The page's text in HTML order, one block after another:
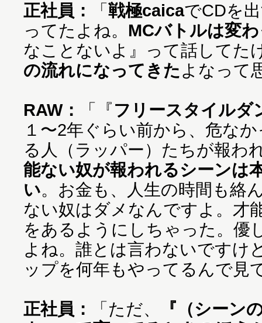
正社員： 「戦極caicaでCDを
ってたよね。 MCバトルは変
なことないよ』って話してた
の流れになってきたよなって
RAW： 「『フリースタイルダ
１〜2年ぐらい前から、危な
る人（ラッパー）たちが報わ
能ない奴が報われるシーンは
い。お金も、人生の時間も絡
ない奴はダメなんですよ。才
をあるようにしちゃった。優
よね。誰とは言わないですけ
ップを何年もやってるんで見
正社員： 「ただ、
『（シーン